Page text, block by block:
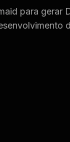
para gerar